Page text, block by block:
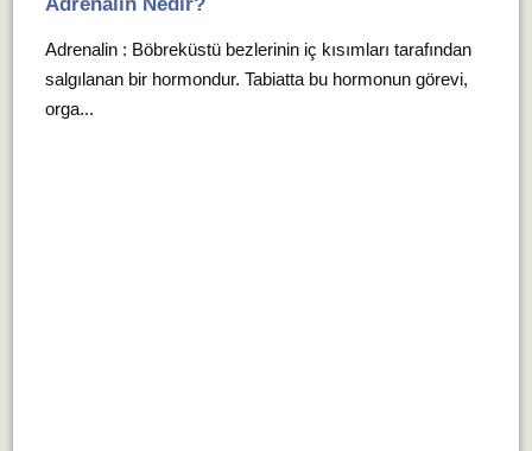
Adrenalin : Böbreküstü bezlerinin iç kısımları tarafından
salgılanan bir hormondur. Tabiatta bu hormonun görevi,
orga...